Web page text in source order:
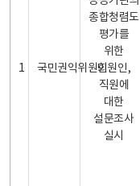
1 국민권익위원회
종합청렴도
평가를
위한
민원인,
직원에
대한
설문조사
실시